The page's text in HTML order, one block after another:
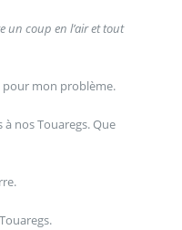
un coup en l’air et tout
pour mon problème.
à nos Touaregs. Que